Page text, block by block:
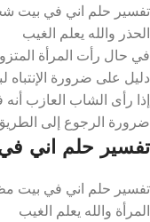
تفسير حلم اني في بيت
الحذر والله يعلم الغيب
في حال رأت المرأة
دليل على ضرورة
إذا رأى الشاب العازب
ضرورة الرجوع إلى
تفسير حلم اني
تفسير حلم اني في بيت
المرأة والله يعلم الغيب